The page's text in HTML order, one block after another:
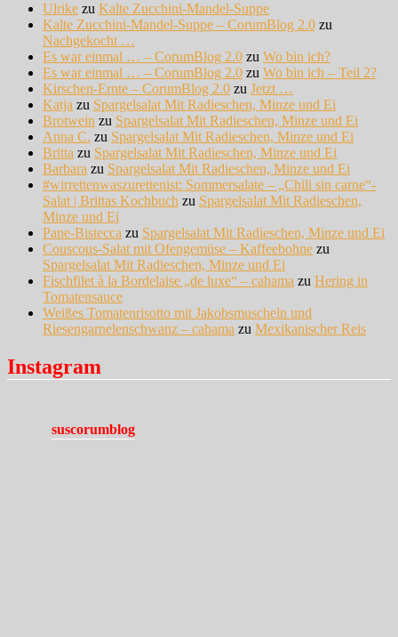
Ulrike zu Kalte Zucchini-Mandel-Suppe
Kalte Zucchini-Mandel-Suppe – CorumBlog 2.0 zu
Nachgekocht …
Es war einmal … – CorumBlog 2.0 zu Wo bin ich?
Es war einmal … – CorumBlog 2.0 zu Wo bin ich – Teil 2?
Kirschen-Ernte – CorumBlog 2.0 zu Jetzt …
Katja zu Spargelsalat Mit Radieschen, Minze und Ei
Brotwein zu Spargelsalat Mit Radieschen, Minze und Ei
Anna C. zu Spargelsalat Mit Radieschen, Minze und Ei
Britta zu Spargelsalat Mit Radieschen, Minze und Ei
Barbara zu Spargelsalat Mit Radieschen, Minze und Ei
#wirrettenwaszurettenist: Sommersalate – „Chili sin carne“-
Salat | Brittas Kochbuch zu Spargelsalat Mit Radieschen,
Minze und Ei
Pane-Bistecca zu Spargelsalat Mit Radieschen, Minze und Ei
Couscous-Salat mit Ofengemüse – Kaffeebohne zu
Spargelsalat Mit Radieschen, Minze und Ei
Fischfilet à la Bordelaise „de luxe“ – cahama zu Hering in
Tomatensauce
Weißes Tomatenrisotto mit Jakobsmuscheln und
Riesengarnelenschwanz – cahama zu Mexikanischer Reis
Instagram
suscorumblog